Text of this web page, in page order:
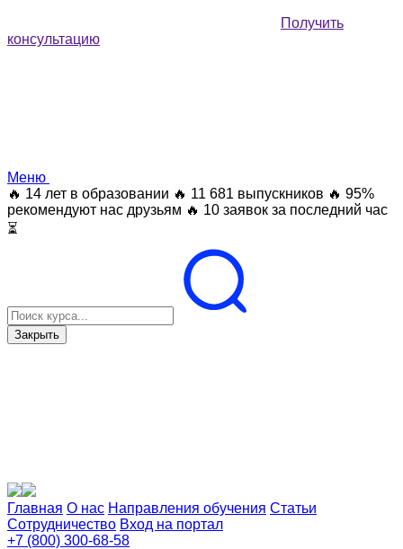
Получить
консультацию
Меню
🔥 14 лет в образовании 🔥 11 681 выпускников 🔥 95%
рекомендуют нас друзьям 🔥 10 заявок за последний час
⏳
Закрыть
Главная О нас Направления обучения Статьи
Сотрудничество Вход на портал
+7 (800) 300-68-58